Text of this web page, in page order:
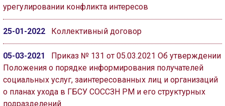
урегулировании конфликта интересов
25-01-2022 Коллективный договор
05-03-2021
Приказ № 131 от 05.03.2021 Об утверждении
Положения о порядке информирования получателей
социальных услуг, заинтересованных лиц и организаций
о планах ухода в ГБСУ СОССЗН РМ и его структурных
подразделений